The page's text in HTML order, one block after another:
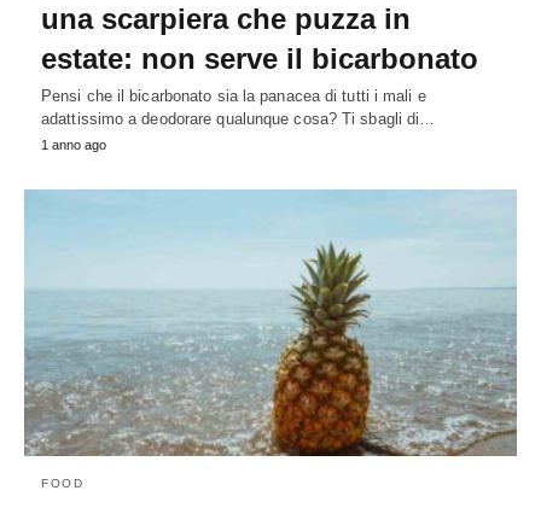
una scarpiera che puzza in
estate: non serve il bicarbonato
Pensi che il bicarbonato sia la panacea di tutti i mali e
adattissimo a deodorare qualunque cosa? Ti sbagli di…
1 anno ago
FOOD